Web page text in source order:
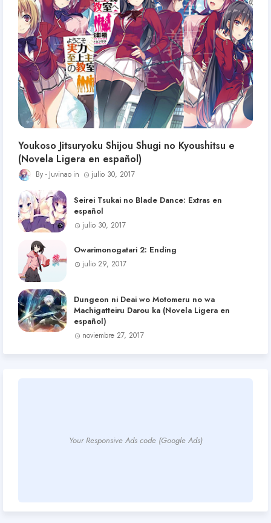
Youkoso Jitsuryoku Shijou Shugi no Kyoushitsu e
(Novela Ligera en español)
Juvinao julio 30, 2017
Seirei Tsukai no Blade Dance: Extras en
español
julio 30, 2017
Owarimonogatari 2: Ending
julio 29, 2017
Dungeon ni Deai wo Motomeru no wa
Machigatteiru Darou ka (Novela Ligera en
español)
noviembre 27, 2017
Your Responsive Ads code (Google Ads)